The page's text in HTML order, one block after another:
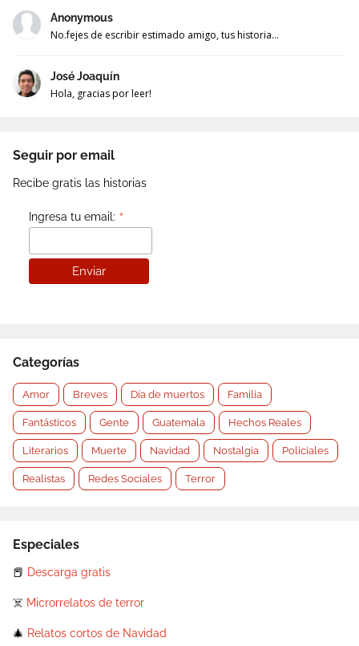
Anonymous
No.fejes de escribir estimado amigo, tus historia...
José Joaquín
Hola, gracias por leer!
Seguir por email
Recibe gratis las historias
Ingresa tu email: *
Categorías
Amor Breves Día de muertos Familia
Fantásticos Gente Guatemala Hechos Reales
Literarios Muerte Navidad Nostalgia Policiales
Realistas Redes Sociales Terror
Especiales
📕 Descarga gratis
☠️ Microrrelatos de terror
🎄 Relatos cortos de Navidad